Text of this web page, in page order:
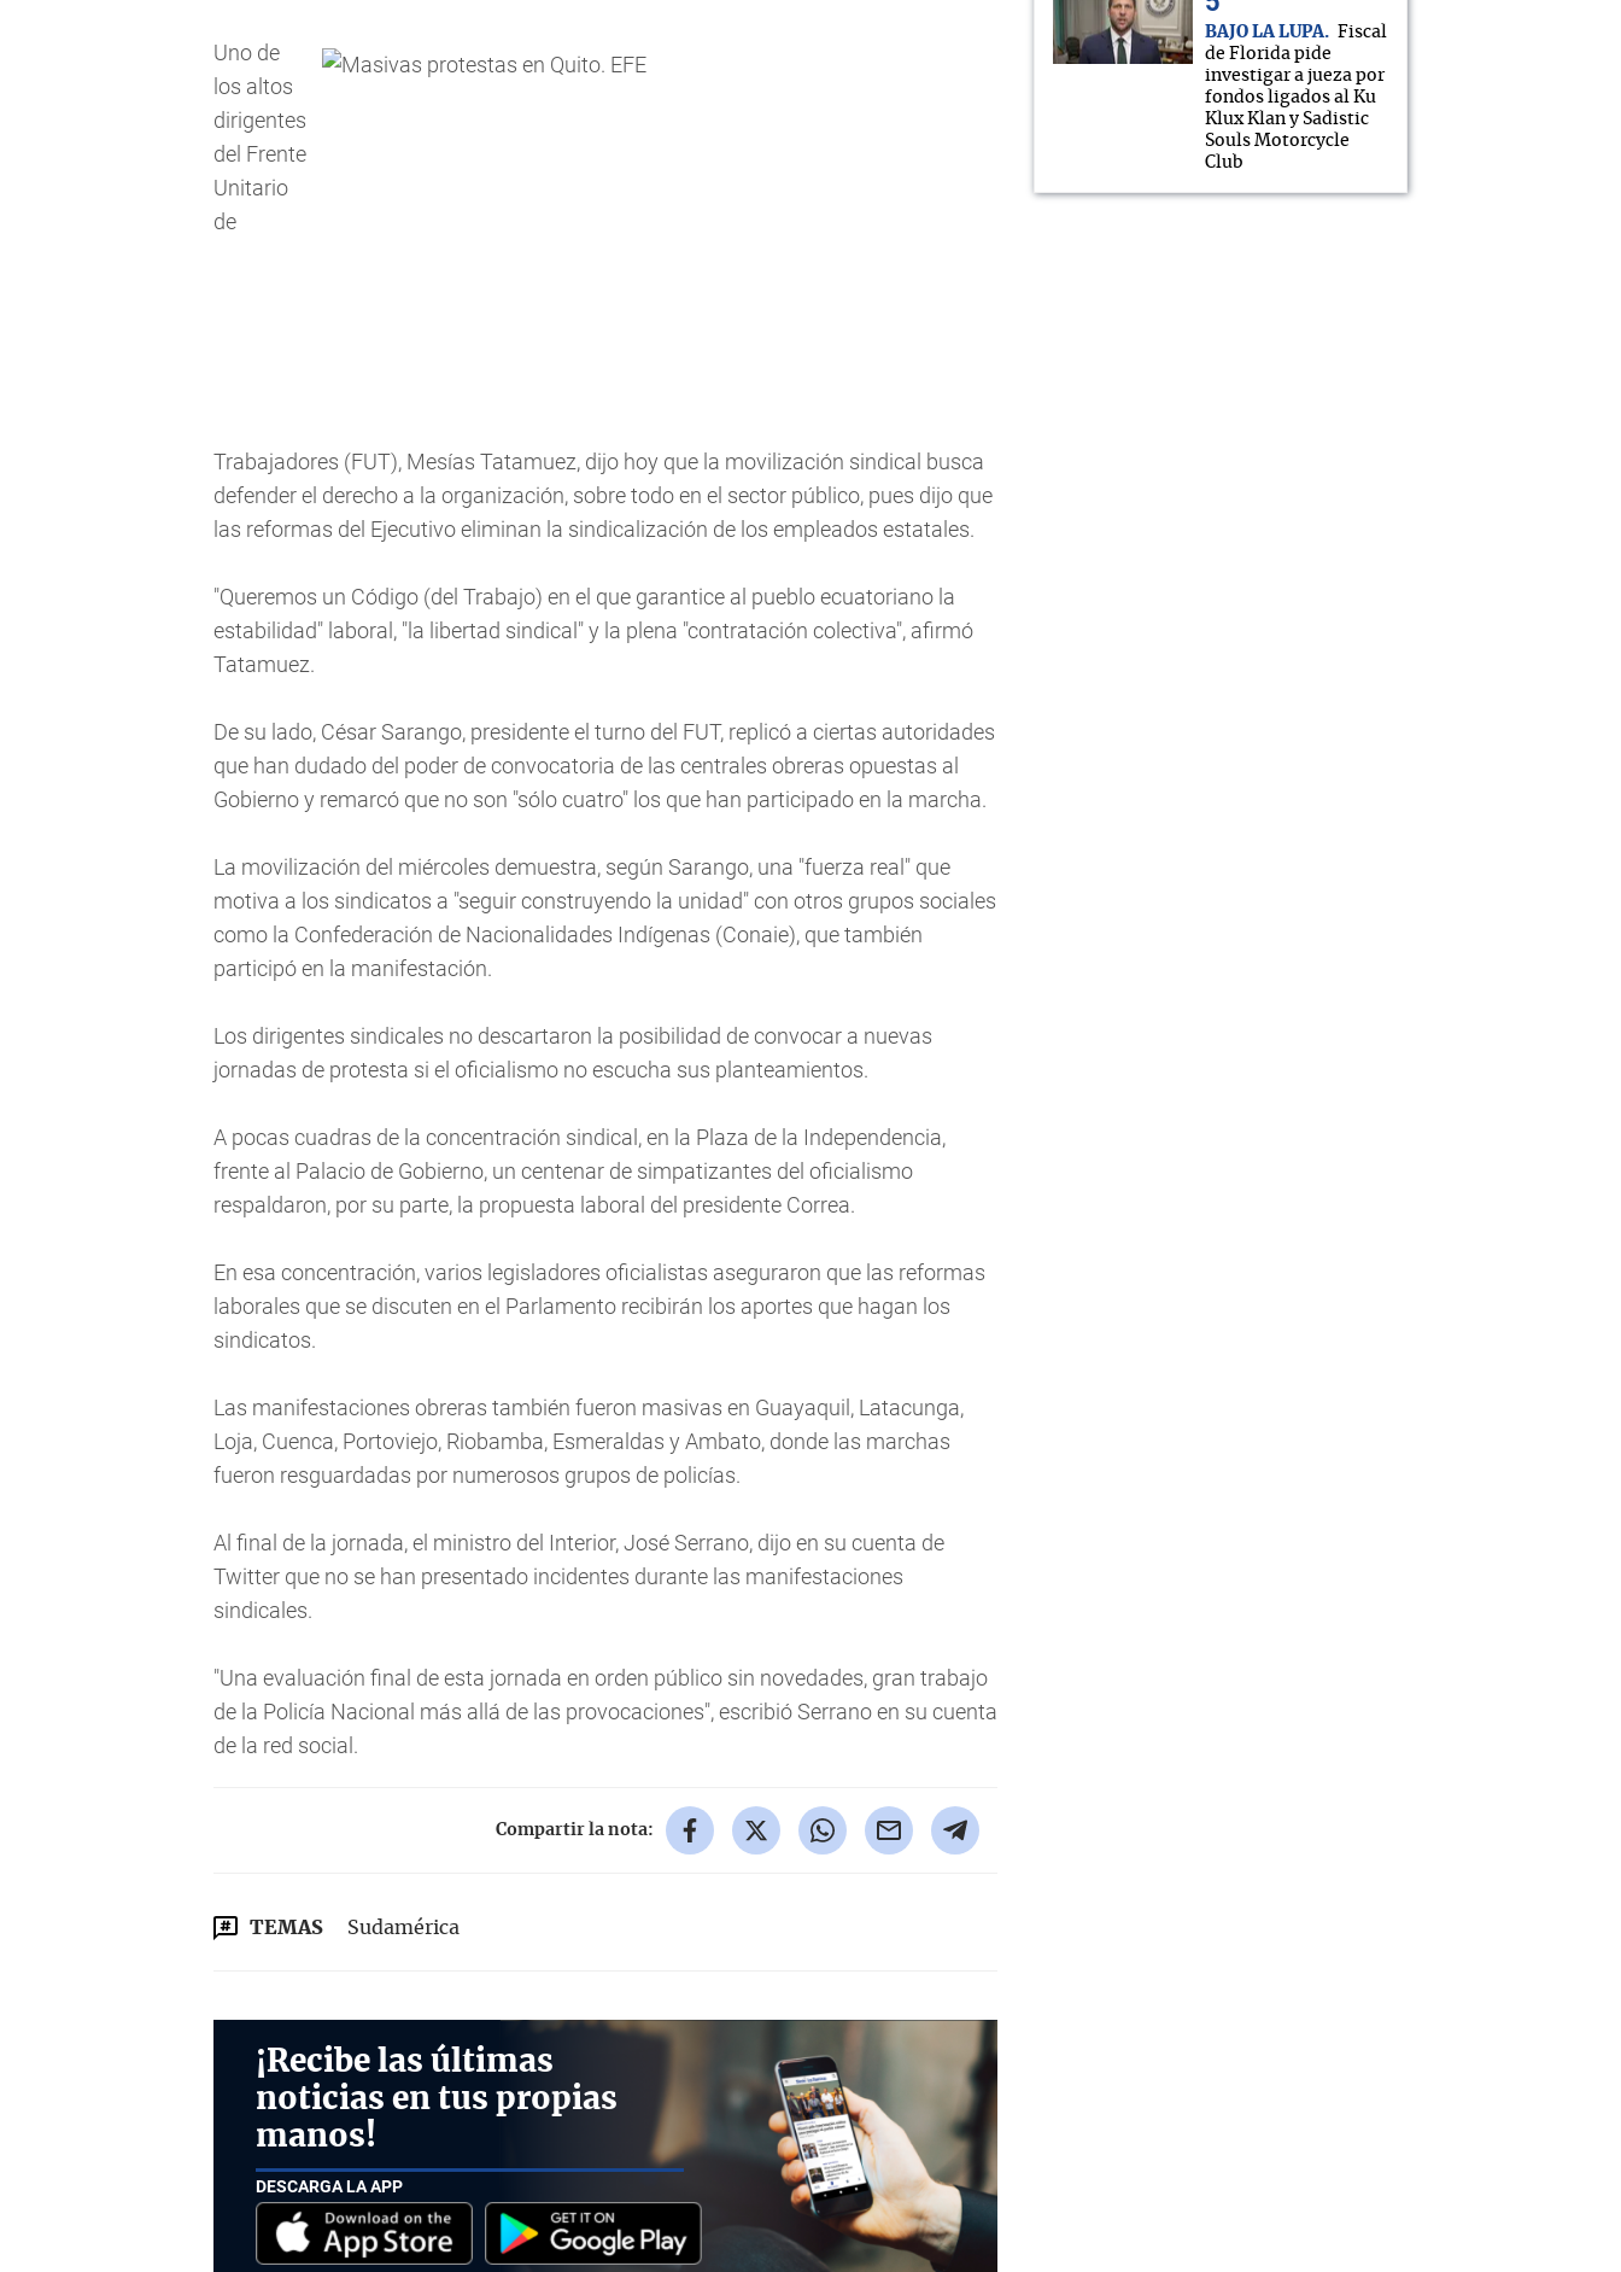
Uno de
los altos
dirigentes
del Frente
Unitario
de
Trabajadores (FUT), Mesías Tatamuez, dijo hoy que la movilización sindical busca
defender el derecho a la organización, sobre todo en el sector público, pues dijo que
las reformas del Ejecutivo eliminan la sindicalización de los empleados estatales.
"Queremos un Código (del Trabajo) en el que garantice al pueblo ecuatoriano la
estabilidad" laboral, "la libertad sindical" y la plena "contratación colectiva", afirmó
Tatamuez.
De su lado, César Sarango, presidente el turno del FUT, replicó a ciertas autoridades
que han dudado del poder de convocatoria de las centrales obreras opuestas al
Gobierno y remarcó que no son "sólo cuatro" los que han participado en la marcha.
La movilización del miércoles demuestra, según Sarango, una "fuerza real" que
motiva a los sindicatos a "seguir construyendo la unidad" con otros grupos sociales
como la Confederación de Nacionalidades Indígenas (Conaie), que también
participó en la manifestación.
Los dirigentes sindicales no descartaron la posibilidad de convocar a nuevas
jornadas de protesta si el oficialismo no escucha sus planteamientos.
A pocas cuadras de la concentración sindical, en la Plaza de la Independencia,
frente al Palacio de Gobierno, un centenar de simpatizantes del oficialismo
respaldaron, por su parte, la propuesta laboral del presidente Correa.
En esa concentración, varios legisladores oficialistas aseguraron que las reformas
laborales que se discuten en el Parlamento recibirán los aportes que hagan los
sindicatos.
Las manifestaciones obreras también fueron masivas en Guayaquil, Latacunga,
Loja, Cuenca, Portoviejo, Riobamba, Esmeraldas y Ambato, donde las marchas
fueron resguardadas por numerosos grupos de policías.
Al final de la jornada, el ministro del Interior, José Serrano, dijo en su cuenta de
Twitter que no se han presentado incidentes durante las manifestaciones
sindicales.
"Una evaluación final de esta jornada en orden público sin novedades, gran trabajo
de la Policía Nacional más allá de las provocaciones", escribió Serrano en su cuenta
de la red social.
Compartir la nota:
TEMAS Sudamérica
¡Recibe las últimas
noticias en tus propias
manos!
DESCARGA LA APP
BAJO LA LUPA
Fiscal
de Florida pide
investigar a jueza por
fondos ligados al Ku
Klux Klan y Sadistic
Souls Motorcycle
Club